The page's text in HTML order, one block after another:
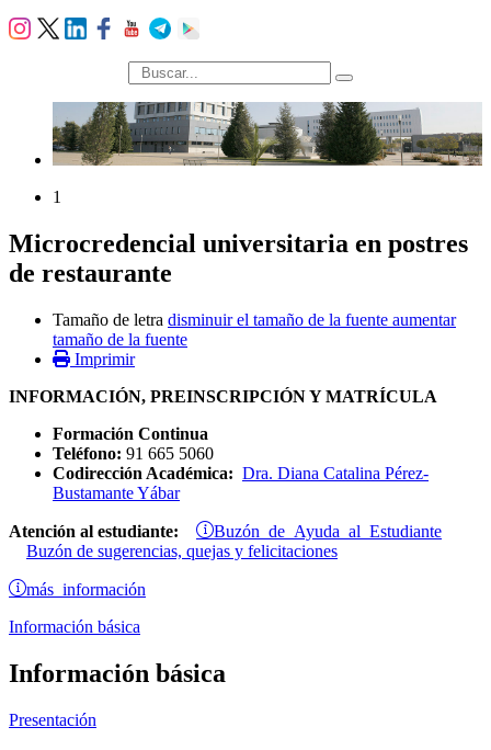
búsqueda
1
Microcredencial universitaria en postres
de restaurante
Tamaño de letra disminuir el tamaño de la fuente aumentar
tamaño de la fuente
Imprimir
INFORMACIÓN, PREINSCRIPCIÓN Y MATRÍCULA
Formación Continua
Teléfono: 91 665 5060
Codirección Académica: Dra. Diana Catalina Pérez-
Bustamante Yábar
Atención al estudiante: Buzón de Ayuda al Estudiante
Buzón de sugerencias, quejas y felicitaciones
más información
Información básica
Información básica
Presentación